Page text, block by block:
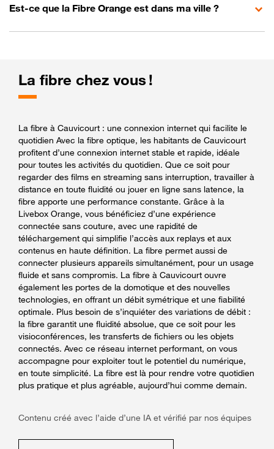
Est-ce que la Fibre Orange est dans ma ville ?
La fibre chez vous !
La fibre à Cauvicourt : une connexion internet qui facilite le
quotidien Avec la fibre optique, les habitants de Cauvicourt
profitent d’une connexion internet stable et rapide, idéale
pour toutes les activités du quotidien. Que ce soit pour
regarder des films en streaming sans interruption, travailler à
distance en toute fluidité ou jouer en ligne sans latence, la
fibre apporte une performance constante. Grâce à la
Livebox Orange, vous bénéficiez d’une expérience
connectée sans couture, avec une rapidité de
téléchargement qui simplifie l’accès aux replays et aux
contenus en haute définition. La fibre permet aussi de
connecter plusieurs appareils simultanément, pour un usage
fluide et sans compromis. La fibre à Cauvicourt ouvre
également les portes de la domotique et des nouvelles
technologies, en offrant un débit symétrique et une fiabilité
optimale. Plus besoin de s’inquiéter des variations de débit :
la fibre garantit une fluidité absolue, que ce soit pour les
visioconférences, les transferts de fichiers ou les objets
connectés. Avec ce réseau internet performant, on vous
accompagne pour exploiter tout le potentiel du numérique,
en toute simplicité. La fibre est là pour rendre votre quotidien
plus pratique et plus agréable, aujourd’hui comme demain.
Contenu créé avec l’aide d’une IA et vérifié par nos équipes